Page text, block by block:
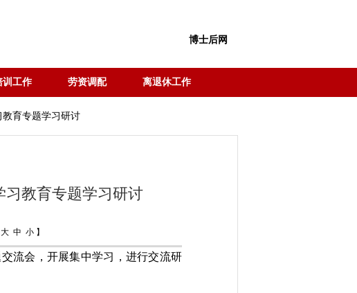
博士后网
训工作 劳资调配 离退休工作
育专题学习研讨
习教育专题学习研讨
大 中 小 】
流会，开展集中学习，进行交流研